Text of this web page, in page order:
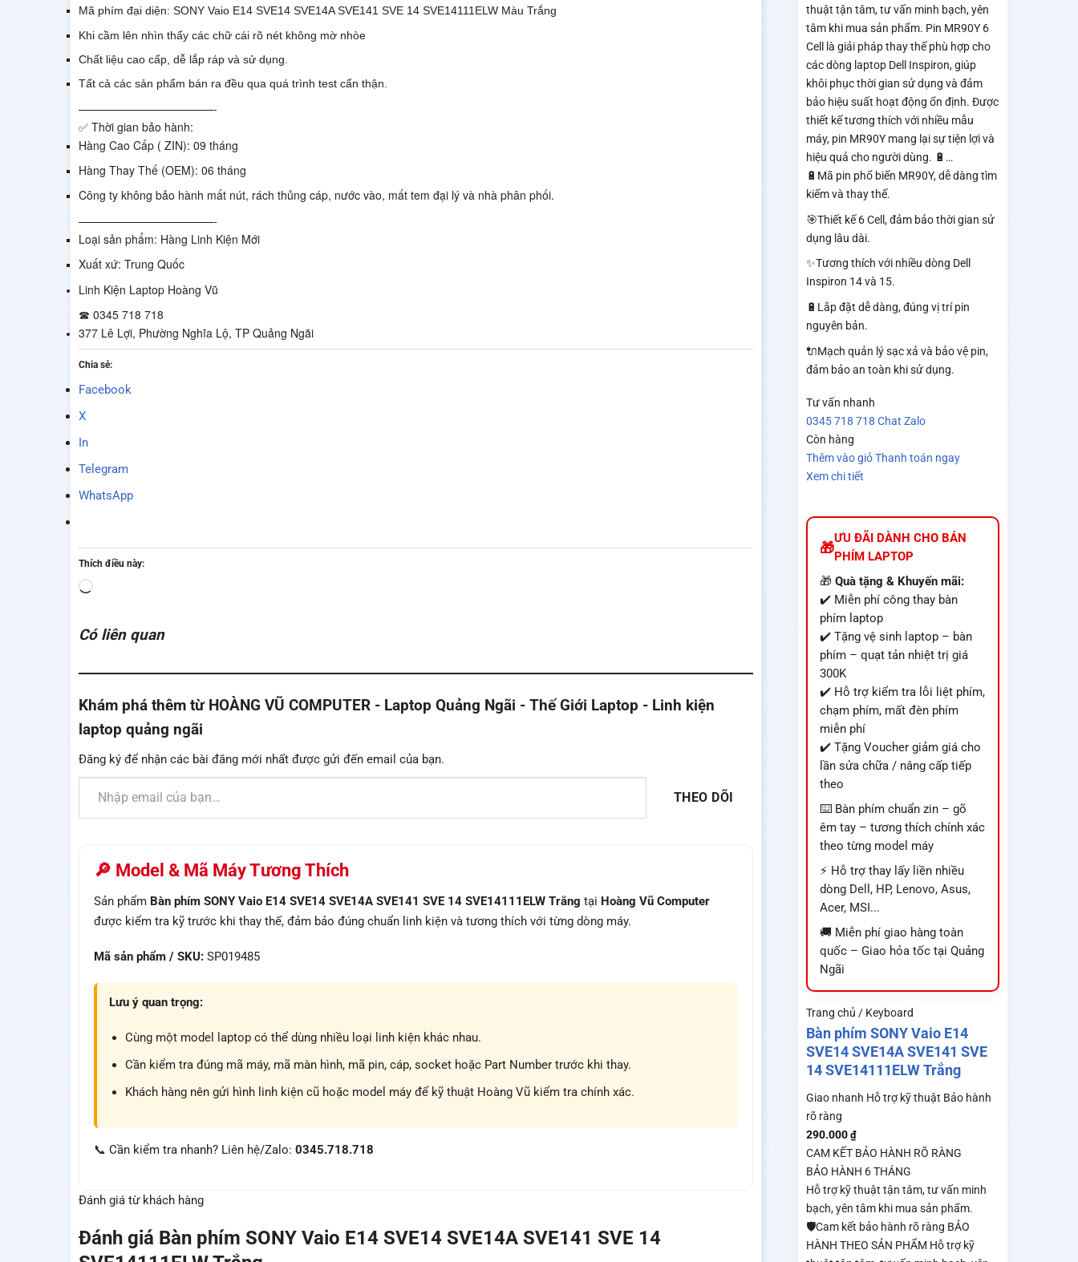
thuật tận tâm, tư vấn minh bạch, yên
tâm khi mua sản phẩm. Pin MR90Y 6
Cell là giải pháp thay thế phù hợp cho
các dòng laptop Dell Inspiron, giúp
khôi phục thời gian sử dụng và đảm
bảo hiệu suất hoạt động ổn định. Được
thiết kế tương thích với nhiều mẫu
máy, pin MR90Y mang lại sự tiện lợi và
hiệu quả cho người dùng. 🔋…
🔋Mã pin phổ biến MR90Y, dễ dàng tìm
kiếm và thay thế.
🎯Thiết kế 6 Cell, đảm bảo thời gian sử
dụng lâu dài.
✨Tương thích với nhiều dòng Dell
Inspiron 14 và 15.
🔋Lắp đặt dễ dàng, đúng vị trí pin
nguyên bản.
🔌Mạch quản lý sạc xả và bảo vệ pin,
đảm bảo an toàn khi sử dụng.
Tư vấn nhanh
0345 718 718 Chat Zalo
Còn hàng
Thêm vào giỏThanh toán ngay
Xem chi tiết
ƯU ĐÃI DÀNH CHO BÁN
PHÍM LAPTOP
🎁Quà tặng & Khuyến mãi:
✔️ Miễn phí công thay bàn
phím laptop
✔️ Tặng vệ sinh laptop – bàn
phím – quạt tản nhiệt trị giá
300K
✔️ Hỗ trợ kiểm tra lỗi liệt phím,
chạm phím, mất đèn phím
miễn phí
✔️ Tặng Voucher giảm giá cho
lần sửa chữa / nâng cấp tiếp
theo
⌨️ Bàn phím chuẩn zin – gõ
êm tay – tương thích chính xác
theo từng model máy
⚡ Hỗ trợ thay lấy liền nhiều
dòng Dell, HP, Lenovo, Asus,
Acer, MSI...
🚚 Miễn phí giao hàng toàn
quốc – Giao hỏa tốc tại Quảng
Ngãi
Trang chủ / Keyboard
Bàn phím SONY Vaio E14
SVE14 SVE14A SVE141 SVE
14 SVE14111ELW Trắng
Giao nhanh Hỗ trợ kỹ thuật Bảo hành
rõ ràng
290.000 ₫
CAM KẾT BẢO HÀNH RÕ RÀNG
BẢO HÀNH 6 THÁNG
Hỗ trợ kỹ thuật tận tâm, tư vấn minh
bạch, yên tâm khi mua sản phẩm.
🛡️Cam kết bảo hành rõ ràng BẢO
HÀNH THEO SẢN PHẨM Hỗ trợ kỹ
Mã phím đại diện: SONY Vaio E14 SVE14 SVE14A SVE141 SVE 14 SVE14111ELW Màu Trắng
Khi cầm lên nhìn thấy các chữ cái rõ nét không mờ nhòe
Chất liệu cao cấp, dễ lắp ráp và sử dụng.
Tất cả các sản phẩm bán ra đều qua quá trình test cẩn thận.
————————————-
✅ Thời gian bảo hành:
Hàng Cao Cấp ( ZIN): 09 tháng
Hàng Thay Thế (OEM): 06 tháng
Công ty không bảo hành mất nút, rách thủng cáp, nước vào, mất tem đại lý và nhà phân phối.
————————————-
Loại sản phẩm: Hàng Linh Kiện Mới
Xuất xứ: Trung Quốc
Linh Kiện Laptop Hoàng Vũ
☎ 0345 718 718
377 Lê Lợi, Phường Nghĩa Lộ, TP Quảng Ngãi
Chia sẻ:
Facebook
X
In
Telegram
WhatsApp
Thích điều này:
Đang
Có liên quan
Khám phá thêm từ HOÀNG VŨ COMPUTER - Laptop Quảng Ngãi - Thế Giới Laptop - Linh kiện
laptop quảng ngãi
Đăng ký để nhận các bài đăng mới nhất được gửi đến email của bạn.
Nhập email của bạn…
THEO DÕI
🔎 Model & Mã Máy Tương Thích
Sản phẩm Bàn phím SONY Vaio E14 SVE14 SVE14A SVE141 SVE 14 SVE14111ELW Trắng tại Hoàng Vũ Computer
được kiểm tra kỹ trước khi thay thế, đảm bảo đúng chuẩn linh kiện và tương thích với từng dòng máy.
Mã sản phẩm / SKU: SP019485
Lưu ý quan trọng:
Cùng một model laptop có thể dùng nhiều loại linh kiện khác nhau.
Cần kiểm tra đúng mã máy, mã màn hình, mã pin, cáp, socket hoặc Part Number trước khi thay.
Khách hàng nên gửi hình linh kiện cũ hoặc model máy để kỹ thuật Hoàng Vũ kiểm tra chính xác.
📞 Cần kiểm tra nhanh? Liên hệ/Zalo: 0345.718.718
Đánh giá từ khách hàng
Đánh giá Bàn phím SONY Vaio E14 SVE14 SVE14A SVE141 SVE 14